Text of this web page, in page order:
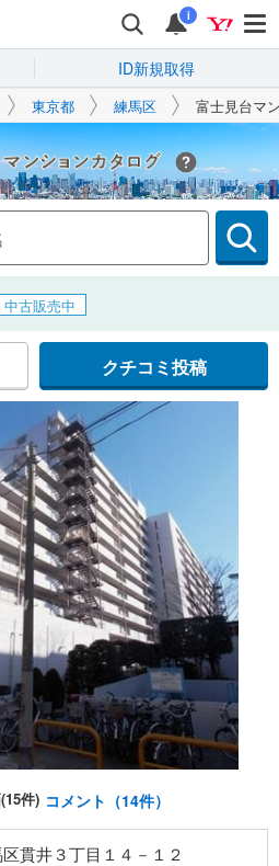
i
ID新規取得
東京都 練馬区 富士見台マ
Yahoo!不動産
中古販売中
クチコミ投稿
件) コメント（14件）
貫井３丁目１４－１２